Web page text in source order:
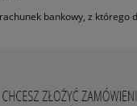
bankowy, z którego